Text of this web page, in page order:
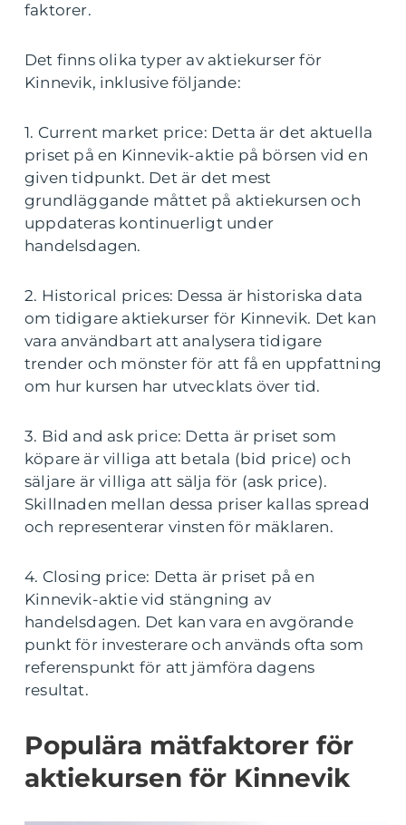
faktorer.
Det finns olika typer av aktiekurser för
Kinnevik, inklusive följande:
1. Current market price: Detta är det aktuella
priset på en Kinnevik-aktie på börsen vid en
given tidpunkt. Det är det mest
grundläggande måttet på aktiekursen och
uppdateras kontinuerligt under
handelsdagen.
2. Historical prices: Dessa är historiska data
om tidigare aktiekurser för Kinnevik. Det kan
vara användbart att analysera tidigare
trender och mönster för att få en uppfattning
om hur kursen har utvecklats över tid.
3. Bid and ask price: Detta är priset som
köpare är villiga att betala (bid price) och
säljare är villiga att sälja för (ask price).
Skillnaden mellan dessa priser kallas spread
och representerar vinsten för mäklaren.
4. Closing price: Detta är priset på en
Kinnevik-aktie vid stängning av
handelsdagen. Det kan vara en avgörande
punkt för investerare och används ofta som
referenspunkt för att jämföra dagens
resultat.
Populära mätfaktorer för
aktiekursen för Kinnevik